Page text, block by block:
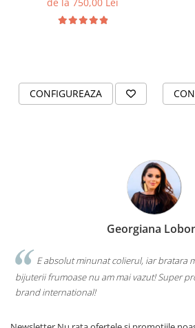
CONFIGUREAZA
Georgiana
E absolut minunat colierul, iar bratara
bijuterii frumoase nu am mai vazut! Super
brand international!